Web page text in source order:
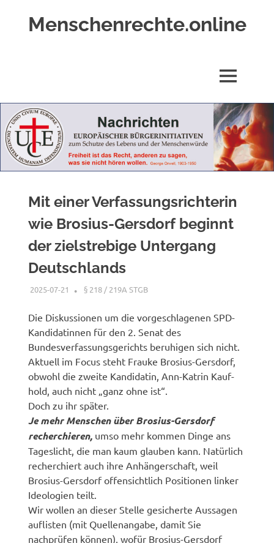
Menschenrechte.online
Geborene
wie
für
Ungeborene
MENÜ
Mit einer Verfassungsrichterin
wie Brosius-Gersdorf beginnt
der zielstrebige Untergang
Deutschlands
2025-07-21 XX
§ 218 / 219A STGB
Die Diskussionen um die vorgeschlagenen SPD-
Kandidatinnen für den 2. Senat des
Bundesverfassungsgerichts beruhigen sich nicht.
Aktuell im Focus steht Frauke Brosius-Gersdorf,
obwohl die zweite Kandidatin, Ann-Katrin Kauf­
hold, auch nicht „ganz ohne ist“.
Doch zu ihr später.
Je mehr Menschen über Brosius-Gersdorf
recherchieren, umso mehr kommen Dinge ans
Tageslicht, die man kaum glauben kann. Natürlich
recherchiert auch ihre Anhängerschaft, weil
Brosius-Gersdorf offensichtlich Positionen linker
Ideologien teilt.
Wir wollen an dieser Stelle gesicherte Aussagen
auflisten (mit Quellenangabe, damit Sie
nachprüfen können), wofür Brosius-Gersdorf